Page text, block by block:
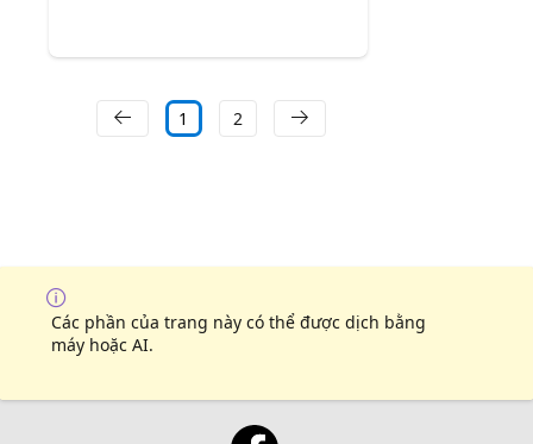
1 2
Các phần của trang này có thể được dịch bằng
máy hoặc AI.